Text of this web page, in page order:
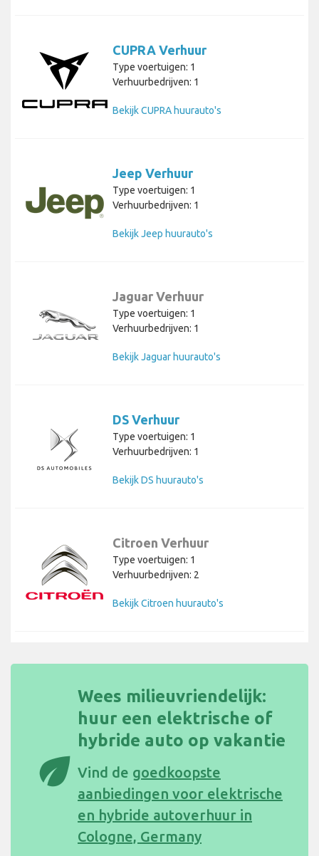
CUPRA Verhuur
Type voertuigen: 1
Verhuurbedrijven: 1
Bekijk CUPRA huurauto's
Jeep Verhuur
Type voertuigen: 1
Verhuurbedrijven: 1
Bekijk Jeep huurauto's
Jaguar Verhuur
Type voertuigen: 1
Verhuurbedrijven: 1
Bekijk Jaguar huurauto's
DS Verhuur
Type voertuigen: 1
Verhuurbedrijven: 1
Bekijk DS huurauto's
Citroen Verhuur
Type voertuigen: 1
Verhuurbedrijven: 2
Bekijk Citroen huurauto's
eco
Wees milieuvriendelijk:
huur een elektrische of
hybride auto op vakantie
Vind de goedkoopste
aanbiedingen voor elektrische
en hybride autoverhuur in
Cologne, Germany